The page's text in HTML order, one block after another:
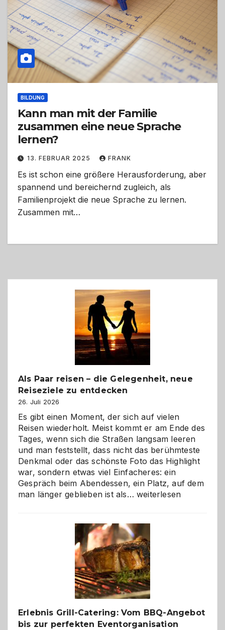
BILDUNG
Kann man mit der Familie
zusammen eine neue Sprache
lernen?
13. FEBRUAR 2025 FRANK
Es ist schon eine größere Herausforderung, aber
spannend und bereichernd zugleich, als
Familienprojekt die neue Sprache zu lernen.
Zusammen mit…
Als Paar reisen – die Gelegenheit, neue
Reiseziele zu entdecken
26. Juli 2026
Es gibt einen Moment, der sich auf vielen
Reisen wiederholt. Meist kommt er am Ende des
Tages, wenn sich die Straßen langsam leeren
und man feststellt, dass nicht das berühmteste
Denkmal oder das schönste Foto das Highlight
war, sondern etwas viel Einfacheres: ein
Gespräch beim Abendessen, ein Platz, auf dem
man länger geblieben ist als… Als
–
die
Gelegenheit,
neue
Reiseziele
zu
entdecken
weiterlesen
Erlebnis Grill-Catering: Vom BBQ-Angebot
bis zur perfekten Eventorganisation